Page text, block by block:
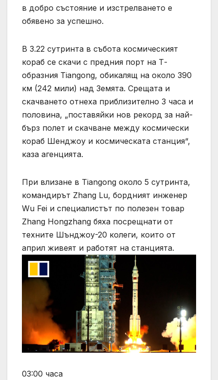
в добро състояние и изстрелването е
обявено за успешно.
В 3.22 сутринта в събота космическият
кораб се скачи с предния порт на Т-
образния Tiangong, обикалящ на около 390
км (242 мили) над Земята. Срещата и
скачването отнеха приблизително 3 часа и
половина, „поставяйки нов рекорд за най-
бърз полет и скачване между космически
кораб Шенджоу и космическата станция“,
каза агенцията.
При влизане в Tiangong около 5 сутринта,
командирът Zhang Lu, бордният инженер
Wu Fei и специалистът по полезен товар
Zhang Hongzhang бяха посрещнати от
техните Шънджоу-20 колеги, които от
април живеят и работят на станцията.
03:00 часа